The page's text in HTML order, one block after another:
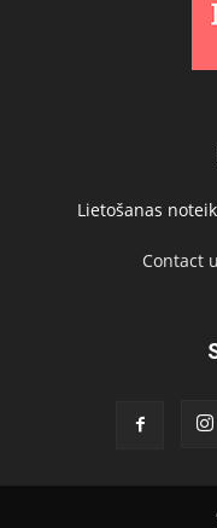
Lietošanas
Contact